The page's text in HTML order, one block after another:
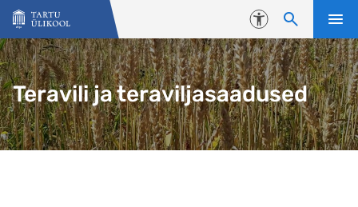
Liigu edasi põhisisu juurde
Juurdepääsetavus
Teravili ja teraviljasaadused